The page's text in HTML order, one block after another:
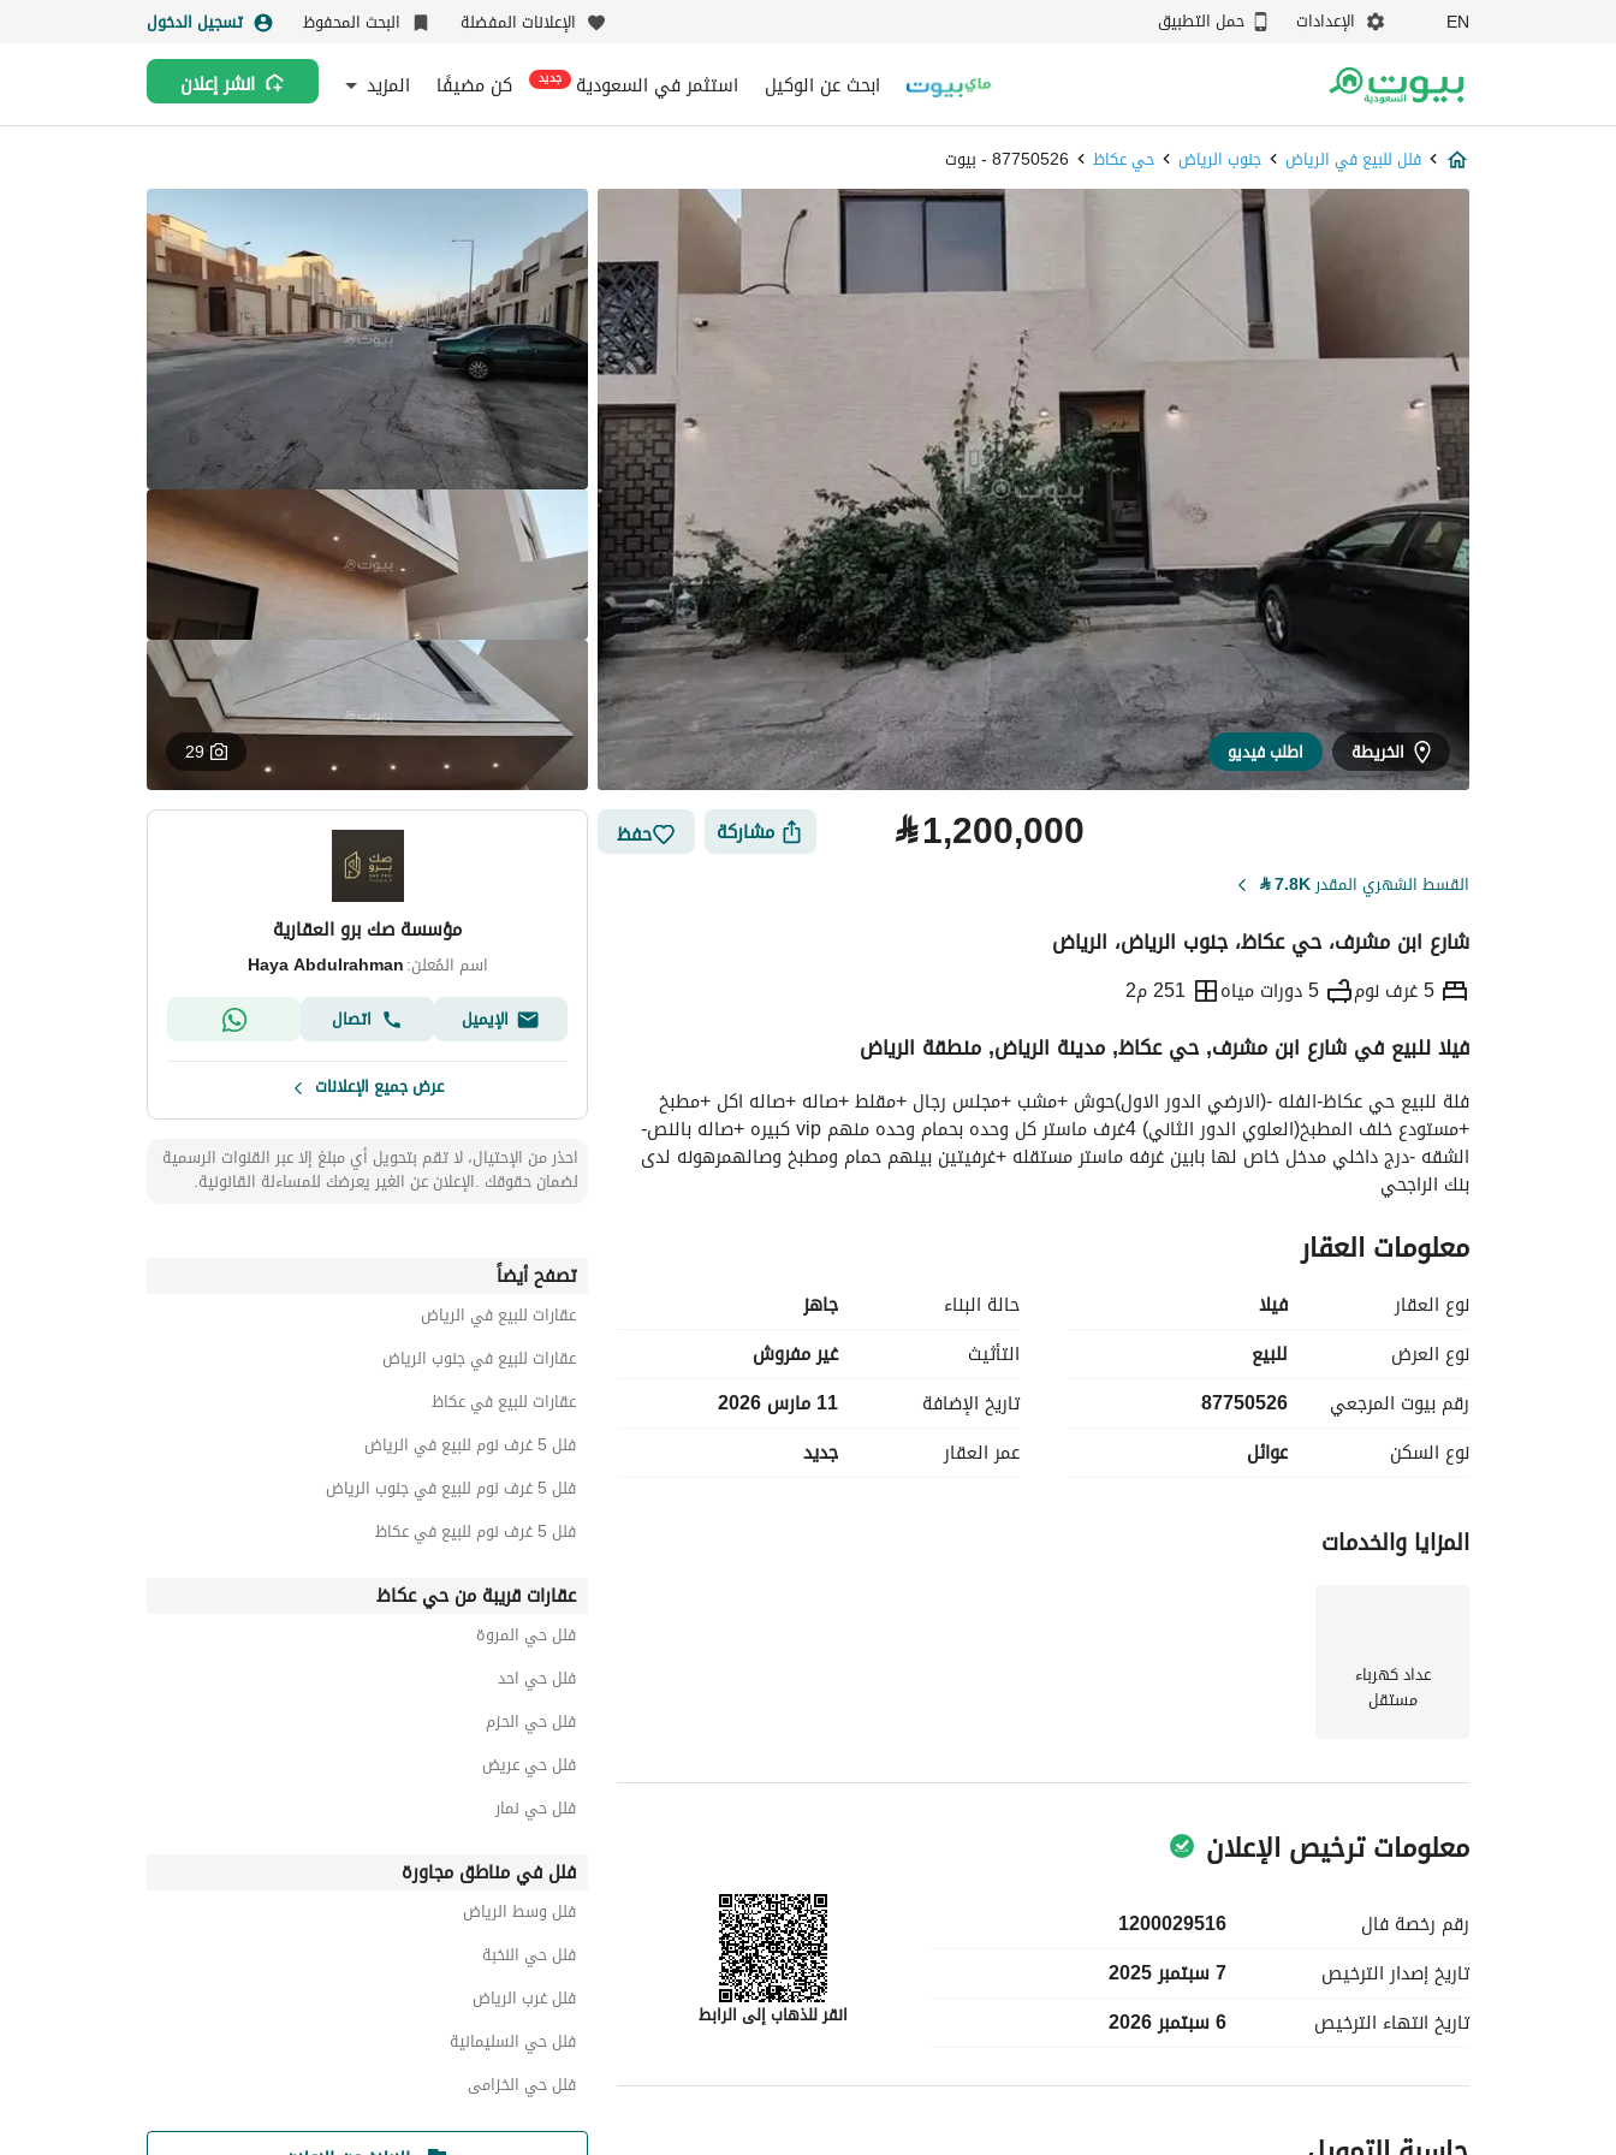
EN الإعدادات حمل التطبيق الإعلانات المفضلة البحث المحفوظ تسجيل الدخول
ابحث عن الوكيل استثمر في السعودية جديد كن مضيفًا المزيد انشر إعلان
فلل للبيع في الرياض جنوب الرياض حي عكاظ 87750526 - بيوت
الخريطة اطلب فيديو 29
⃁1,200,000 مشاركة حفظ
القسط الشهري المقدر7.8K
⃁
شارع ابن مشرف، حي عكاظ، جنوب الرياض، الرياض
5 غرف نوم 5 دورات مياه 251 م2
التفاصيل معلومات ترخيص الإعلان
فيلا للبيع في شارع ابن مشرف, حي عكاظ, مدينة الرياض, منطقة الرياض
+مستودع خلف المطبخ(العلوي الدور الثاني) 4غرف ماستر كل وحده بحمام وحده منهم vip كبيره +صاله بالنص-
بنك الراجحي
معلومات العقار
نوع العقار
فیلا
نوع العرض
للبيع
رقم بيوت المرجعي
87750526
نوع السكن
عوائل
حالة البناء
جاهز
التأثيث
غير مفروش
تاريخ الإضافة
11 مارس 2026
عمر العقار
جديد
المزايا والخدمات
عداد كهرباء
مستقل
معلومات ترخيص الإعلان
رقم رخصة فال
1200029516
تاريخ إصدار الترخيص
7 سبتمبر 2025
تاريخ انتهاء الترخيص 6 سبتمبر 2026 انقر للذهاب إلى الرابط
معلومات مسؤول الإعلان
مؤسسة صك برو العقارية
اسم المُعلن:Haya Abdulrahman
الإيميل
اتصال
عرض جميع الإعلانات
احذر من الإحتيال، لا تقم بتحويل أي مبلغ إلا عبر القنوات الرسمية
لضمان حقوقك .الإعلان عن الغير يعرضك للمساءلة القانونية.
تصفح أيضاً
عقارات للبيع في الرياض
عقارات للبيع في جنوب الرياض
عقارات للبيع في عكاظ
فلل 5 غرف نوم للبيع في الرياض
فلل 5 غرف نوم للبيع في جنوب الرياض
فلل 5 غرف نوم للبيع في عكاظ
عقارات قريبة من حي عكاظ
فلل حي المروة
فلل حي احد
فلل حي الحزم
فلل حي عريض
فلل حي نمار
فلل في مناطق مجاورة
فلل وسط الرياض
فلل حي النخبة
فلل غرب الرياض
فلل حي السليمانية
فلل حي الخزامى